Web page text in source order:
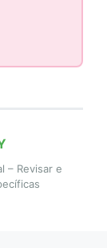
– Revisar e